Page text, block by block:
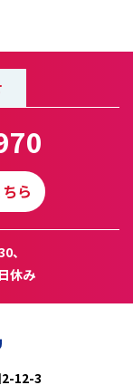
ら
、
休み
12-3